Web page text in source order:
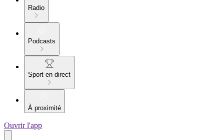
Radio
Podcasts
Sport en direct
À proximité
Ouvrir l'app